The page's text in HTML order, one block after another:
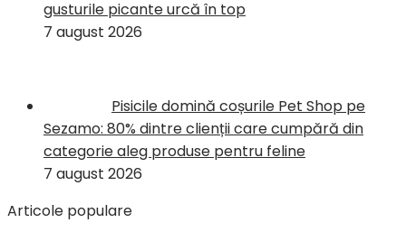
gusturile picante urcă în top
7 august 2026
Pisicile domină coșurile Pet Shop pe
Sezamo: 80% dintre clienții care cumpără din
categorie aleg produse pentru feline
7 august 2026
Articole populare